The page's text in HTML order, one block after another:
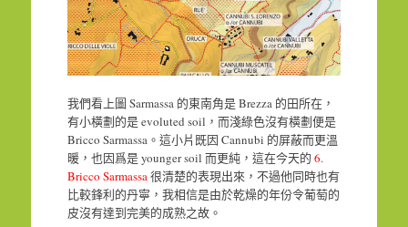
我們看上圖 Sarmassa 的東南角是 Brezza 的田所在，
有小橫劃的是 evoluted soil，而淺綠色沒有橫劃便是
Bricco Sarmassa。這小片既因 Cannubi 的屏蔽而更溫
暖，也因爲是 younger soil 而更純，這在今天的 6.
Bricco Sarmassa很清楚的表現出來，不過他同時也有
比較鋒利的丹寧，我相信是由於乾燥的年份令葡萄的
皮沒有達到完美的成熟之故。